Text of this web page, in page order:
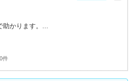
ク」おすすめ度：
かります。
0件